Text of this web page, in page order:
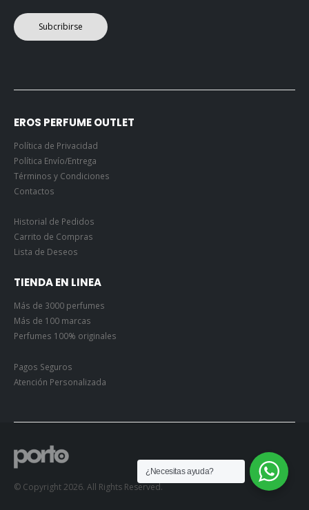
Subcribirse
EROS PERFUME OUTLET
Política de Privacidad
Política Envío/Entrega
Términos y Condiciones
Contactos
Historial de Pedidos
Carrito de Compras
Lista de Deseos
TIENDA EN LINEA
Más de 3000 perfumes
Más de 100 marcas
Perfumes 100% originales
Pagos Seguros
Atención Personalizada
© Copyright 2026. All Rights Reserved.
¿Necesitas ayuda?